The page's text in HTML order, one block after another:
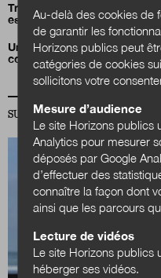
Transition énergétique :
est devenue le plus grand
Un carnet d’inspiration pour
collectivités
SUR LA MÊME THÉMATIQUE
Au-delà des cookies de
de garantir les
Horizons publics peut
catégories de cookies
sollicitons votre
Mesure d’audience
Le site Horizons publics
Analytics pour mesurer
déposés par Google
d’effectuer des
connaître la façon dont
ainsi que les parcours
Lecture de vidéos
Le site Horizons publics
héberger ses vidéos.